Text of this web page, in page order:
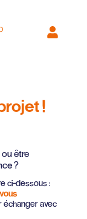
!
être
?
ci-dessous :
échanger avec